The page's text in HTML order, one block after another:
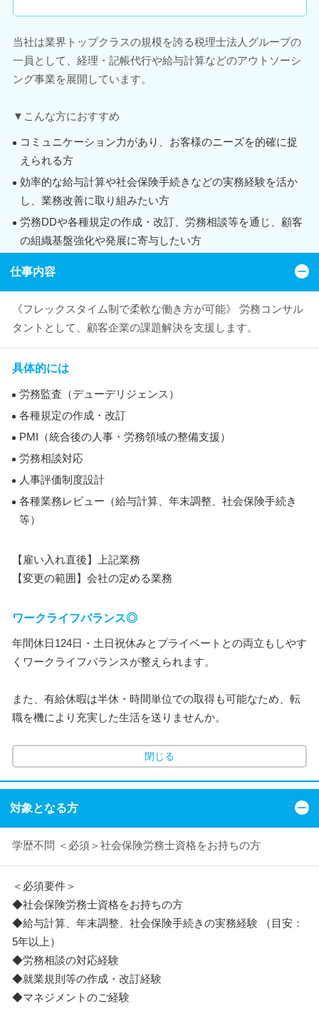
当社は業界トップクラスの規模を誇る税理士法人グループの
一員として、経理・記帳代行や給与計算などのアウトソーシ
ング事業を展開しています。
▼こんな方におすすめ
コミュニケーション力があり、お客様のニーズを的確に捉
えられる方
効率的な給与計算や社会保険手続きなどの実務経験を活か
し、業務改善に取り組みたい方
労務DDや各種規定の作成・改訂、労務相談等を通じ、顧客
の組織基盤強化や発展に寄与したい方
仕事内容
《フレックスタイム制で柔軟な働き方が可能》 労務コンサル
タントとして、顧客企業の課題解決を支援します。
具体的には
労務監査（デューデリジェンス）
各種規定の作成・改訂
PMI（統合後の人事・労務領域の整備支援）
労務相談対応
人事評価制度設計
各種業務レビュー（給与計算、年末調整、社会保険手続き
等）
【雇い入れ直後】上記業務
【変更の範囲】会社の定める業務
ワークライフバランス◎
年間休日124日・土日祝休みとプライベートとの両立もしやす
くワークライフバランスが整えられます。
また、有給休暇は半休・時間単位での取得も可能なため、転
職を機により充実した生活を送りませんか。
閉じる
対象となる方
学歴不問 ＜必須＞社会保険労務士資格をお持ちの方
＜必須要件＞
◆社会保険労務士資格をお持ちの方
◆給与計算、年末調整、社会保険手続きの実務経験 （目安：
5年以上）
◆労務相談の対応経験
◆就業規則等の作成・改訂経験
◆マネジメントのご経験